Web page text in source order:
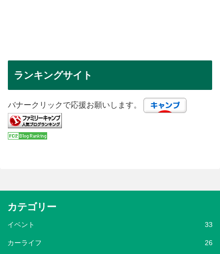
ランキングサイト
バナークリックで応援お願いします。
カテゴリー
イベント 33
カーライフ 26